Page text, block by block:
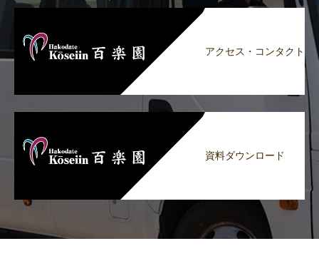
アクセス・コンタクト
資料ダウンロード